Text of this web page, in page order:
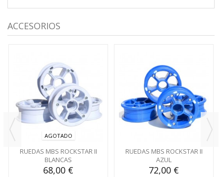
ACCESORIOS
AGOTADO
RUEDAS MBS ROCKSTAR II
BLANCAS
68,00 €
RUEDAS MBS ROCKSTAR II
AZUL
72,00 €